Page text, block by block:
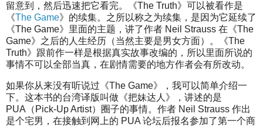
留意到，然后迅速把它看完。《The Truth》可以被看作是
《The Game》的续集。之所以称之为续集，是因为它延续了
《The Game》里面的主题，讲了作者 Neil Strauss 在《The
Game》之后的人生经历（当然主要是男女方面）。《The
Truth》跟前作一样是根据真实故事改编的，所以里面所说的
事情不可以全部当真，在剧情需要的地方作者会有所改动。
如果你从来没有听说过《The Game》，我可以简单介绍一
下。这本书的台湾译版叫做《把妹达人》，讲述的是
PUA（Pick-Up Artist）圈子的事情。作者 Neil Strauss 作出
是个宅男，在接触到网上的 PUA 论坛后报名参加了第一个商